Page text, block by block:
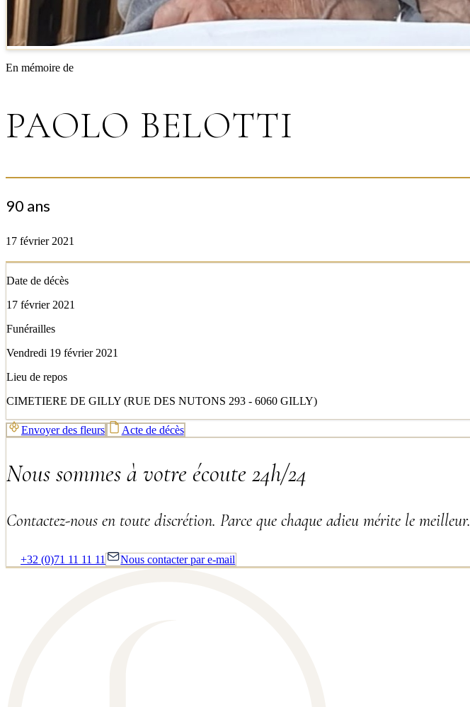
En mémoire de
PAOLO BELOTTI
90 ans
17 février 2021
Date de décès
17 février 2021
Funérailles
Vendredi 19 février 2021
Lieu de repos
CIMETIERE DE GILLY (RUE DES NUTONS 293 - 6060 GILLY)
Envoyer des fleurs Acte de décès
Nous sommes à votre écoute 24h/24
Contactez-nous en toute discrétion. Parce que chaque adieu mérite le meilleur.
+32 (0)71 11 11 11 Nous contacter par e-mail